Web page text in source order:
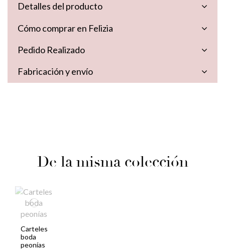
Detalles del producto
Cómo comprar en Felizia
Pedido Realizado
Fabricación y envío
De la misma colección
Carteles
boda
peonías